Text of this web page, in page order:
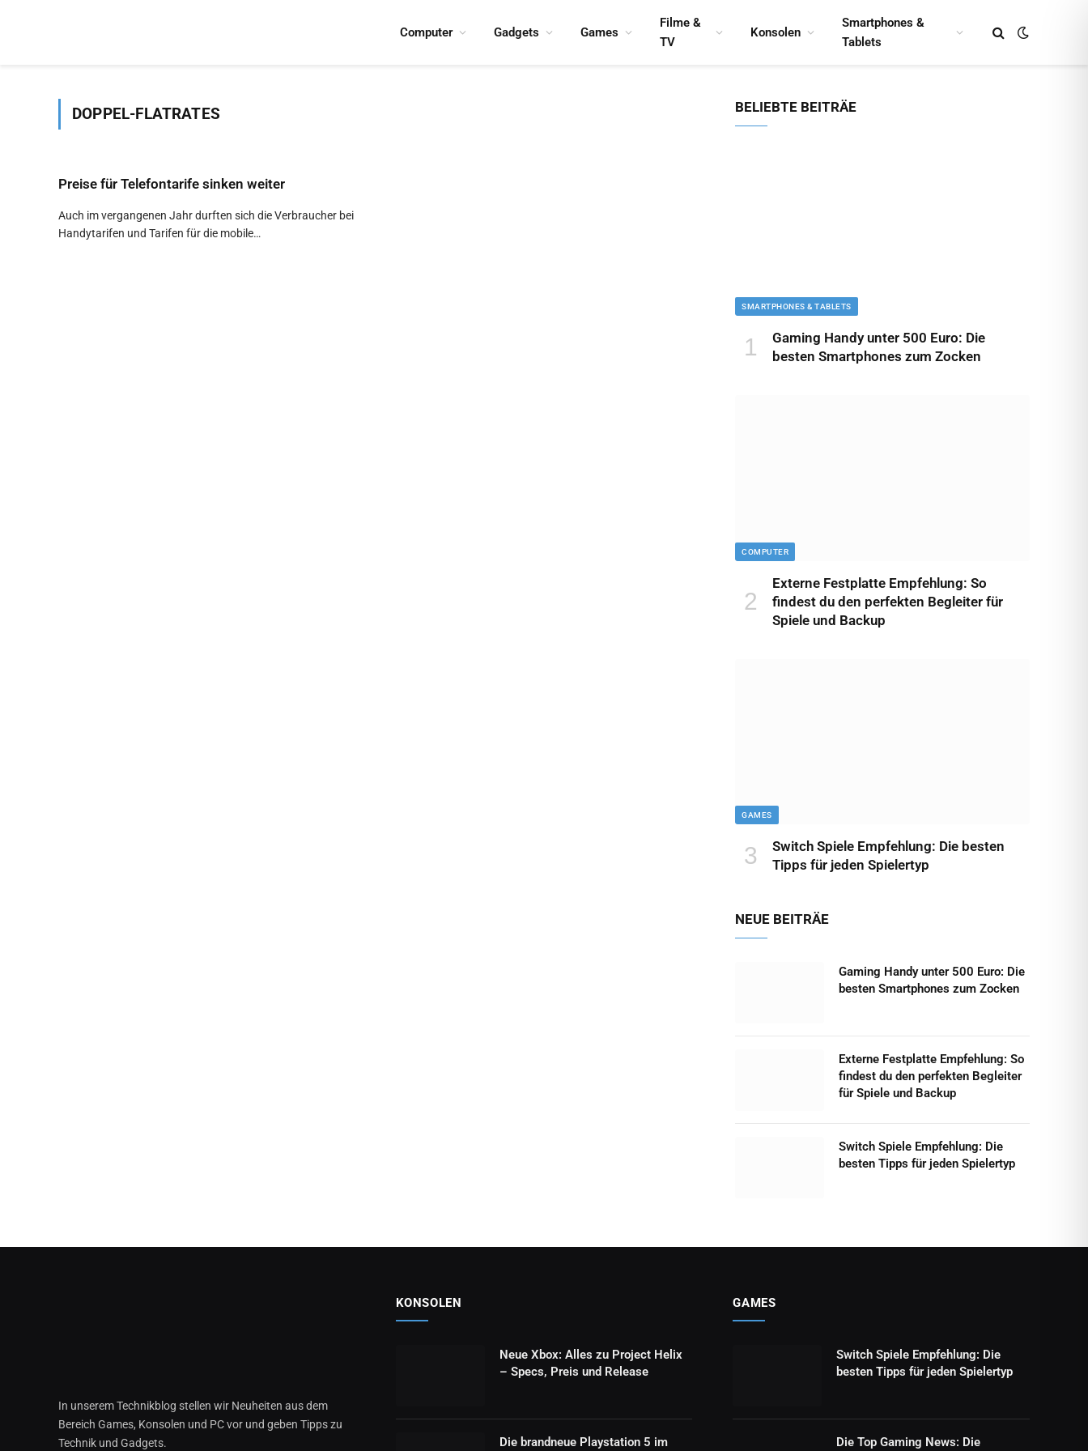
Computer Gadgets Games
Filme &
TV
Konsolen
Smartphones &
Tablets
DOPPEL-FLATRATES
Preise für Telefontarife sinken weiter
Auch im vergangenen Jahr durften sich die Verbraucher bei
Handytarifen und Tarifen für die mobile…
BELIEBTE BEITRÄE
SMARTPHONES & TABLETS
Gaming Handy unter 500 Euro: Die
besten Smartphones zum Zocken
COMPUTER
Externe Festplatte Empfehlung: So
findest du den perfekten Begleiter für
Spiele und Backup
GAMES
Switch Spiele Empfehlung: Die besten
Tipps für jeden Spielertyp
NEUE BEITRÄE
Gaming Handy unter 500 Euro: Die
besten Smartphones zum Zocken
Externe Festplatte Empfehlung: So
findest du den perfekten Begleiter
für Spiele und Backup
Switch Spiele Empfehlung: Die
besten Tipps für jeden Spielertyp
In unserem Technikblog stellen wir Neuheiten aus dem
Bereich Games, Konsolen und PC vor und geben Tipps zu
Technik und Gadgets.
KONSOLEN
Neue Xbox: Alles zu Project Helix
– Specs, Preis und Release
Die brandneue Playstation 5 im
GAMES
Switch Spiele Empfehlung: Die
besten Tipps für jeden Spielertyp
Die Top Gaming News: Die